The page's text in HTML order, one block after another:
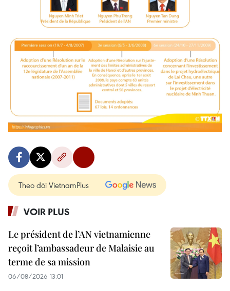
Theo dõi VietnamPlus
VOIR PLUS
Le président de l’AN vietnamienne
reçoit l’ambassadeur de Malaisie au
terme de sa mission
06/08/2026 13:01